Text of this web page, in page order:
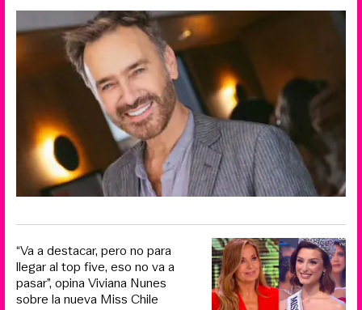
“Va a destacar, pero no para
llegar al top five, eso no va a
pasar”, opina Viviana Nunes
sobre la nueva Miss Chile